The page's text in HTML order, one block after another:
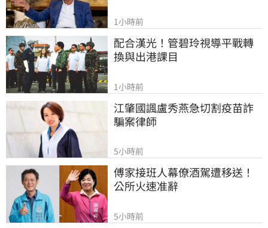
1小時前
配合漢光！管碧玲視導平戰轉
換與出港課目
1小時前
江肇國諷盧秀燕急切割疫苗詐
騙案律師
5小時前
傅家接班人幕僚酒駕遭移送！
公所火速准辭
5小時前